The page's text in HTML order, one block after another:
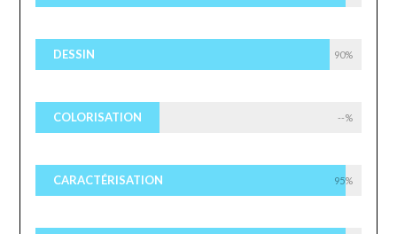
DESSIN 90%
COLORISATION --%
CARACTÉRISATION 95%